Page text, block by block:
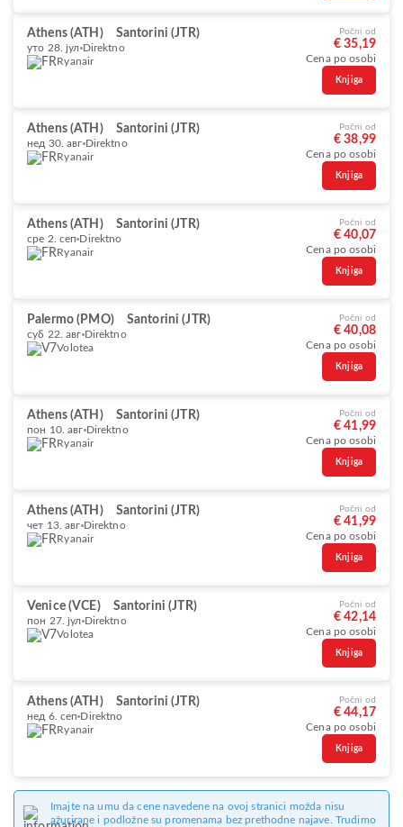
Athens (ATH) Santorini (JTR)
уто 28. јул Direktno
Ryanair
Počni od
€ 35,19
Cena po osobi
Knjiga
Athens (ATH) Santorini (JTR)
нед 30. авг Direktno
Ryanair
Počni od
€ 38,99
Cena po osobi
Knjiga
Athens (ATH) Santorini (JTR)
сре 2. сеп Direktno
Ryanair
Počni od
€ 40,07
Cena po osobi
Knjiga
Palermo (PMO) Santorini (JTR)
суб 22. авг Direktno
Volotea
Počni od
€ 40,08
Cena po osobi
Knjiga
Athens (ATH) Santorini (JTR)
пон 10. авг Direktno
Ryanair
Počni od
€ 41,99
Cena po osobi
Knjiga
Athens (ATH) Santorini (JTR)
чет 13. авг Direktno
Ryanair
Počni od
€ 41,99
Cena po osobi
Knjiga
Venice (VCE) Santorini (JTR)
пон 27. јул Direktno
Volotea
Počni od
€ 42,14
Cena po osobi
Knjiga
Athens (ATH) Santorini (JTR)
нед 6. сеп Direktno
Ryanair
Počni od
€ 44,17
Cena po osobi
Knjiga
Imajte na umu da cene navedene na ovoj stranici možda nisu
ažurirane i podložne su promenama bez prethodne najave. Trudimo